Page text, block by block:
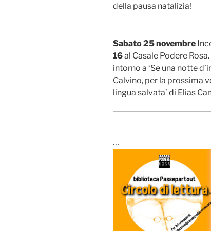
della pausa natalizia!
Sabato 25 novembre
16al Casale Podere
intorno a ‘Se una notte
Calvino, per la prossima
lingua salvata’ di Elias
…